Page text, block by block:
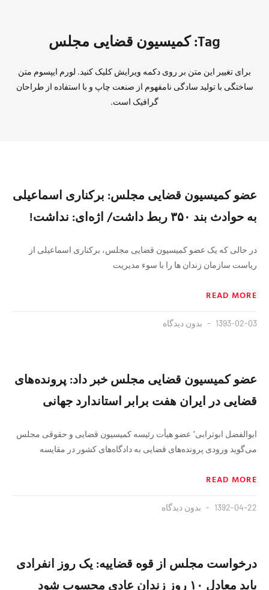
Tag: کمیسیون قضایی مجلس
برای تغییر این متن بر روی دکمه ویرایش کلیک کنید. لورم ایپسوم متن
ساختگی با تولید سادگی نامفهوم از صنعت چاپ و با استفاده از طراحان
گرافیک است.
عضو کمیسیون قضایی مجلس: برکناری اسماعیلی
به حوادث بند ۳۵۰ ربط داشت/ اژه‌ای: نداشت!
در حالی که یک عضو کمیسیون قضایی مجلس، برکناری اسماعیلی از
ریاست سازمان زندان ها را با سوء مدیریت
READ MORE
1393-02-03 بدون دیدگاه
عضو کمیسیون قضایی مجلس خبر داد: پرونده‌های
قضایی در ایران هفت برابر استاندارد جهانی
ابوالفضل ابوترابی٬ عضو هیأت رئیسه کمیسیون قضایی و حقوقی مجلس
می‌گوید ورودی پرونده‌های قضایی به دادگاه‌های کشور در مقایسه
READ MORE
1392-04-22 بدون دیدگاه
درخواست مجلس از قوه قضاییه: یک روز انفرادی
باید معادل ۱۰ روز زندان عادی محسوب شود